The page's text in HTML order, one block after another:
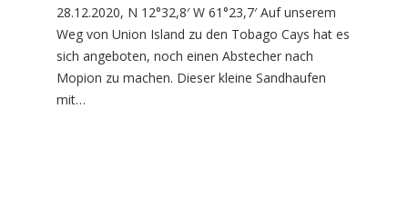
28.12.2020, N 12°32,8′ W 61°23,7′ Auf unserem
Weg von Union Island zu den Tobago Cays hat es
sich angeboten, noch einen Abstecher nach
Mopion zu machen. Dieser kleine Sandhaufen
mit…